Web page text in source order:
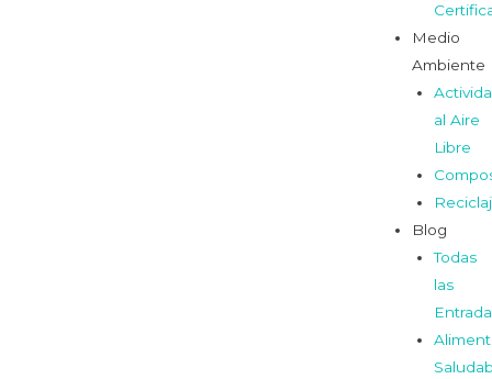
Medio
Ambiente
al Aire
Libre
Blog
Todas
las